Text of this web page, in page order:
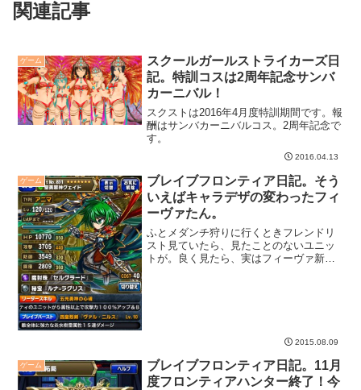
関連記事
ゲーム
スクールガールストライカーズ日
記。特訓コスは2周年記念サンバ
カーニバル！
スクストは2016年4月度特訓期間です。報
酬はサンバカーニバルコス。2周年記念で
す。
2016.04.13
ゲーム
ブレイブフロンティア日記。そう
いえばキャラデザの変わったフィ
ーヴァたん。
ふとメダンチ狩りに行くときフレンドリ
スト見ていたら、見たことのないユニッ
トが。良く見たら、実はフィーヴァ新イ
2015.08.09
ゲーム
ブレイブフロンティア日記。11月
度フロンティアハンター終了！今